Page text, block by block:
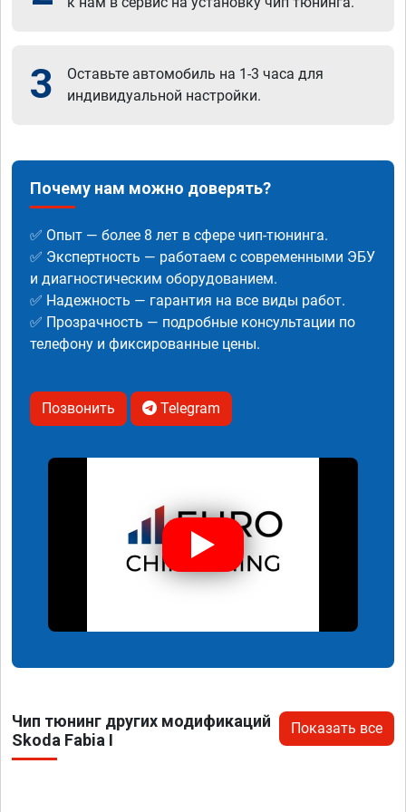
3
Оставьте автомобиль на 1-3 часа для
индивидуальной настройки.
Почему нам можно доверять?
✅ Опыт — более 8 лет в сфере чип-тюнинга.
✅ Экспертность — работаем с современными ЭБУ
и диагностическим оборудованием.
✅ Надежность — гарантия на все виды работ.
✅ Прозрачность — подробные консультации по
телефону и фиксированные цены.
Позвонить Telegram
Чип тюнинг других модификаций
Skoda Fabia I
Показать все